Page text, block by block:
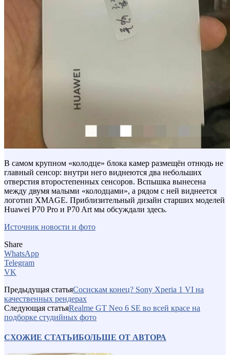
В самом крупном «колодце» блока камер размещён отнюдь не
главный сенсор: внутри него виднеются два небольших
отверстия второстепенных сенсоров. Вспышка вынесена
между двумя малыми «колодцами», а рядом с ней виднеется
логотип XMAGE. Приблизительный дизайн старших моделей
Huawei P70 Pro и P70 Art мы обсуждали здесь.
Источник новости и фото
Share
WhatsApp
Telegram
VK
Предыдущая статьяСосискам конец? Sony Xperia 1 VI на
качественных рендерах
Следующая статьяRealme GT Neo 6 SE во всей красе на
подборке студийных фото
СХОЖИЕ СТАТЬИБОЛЬШЕ ОТ АВТОРА